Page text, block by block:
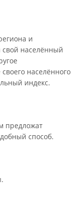
и
свой населённый
населённого
индекс.
предложат
способ.